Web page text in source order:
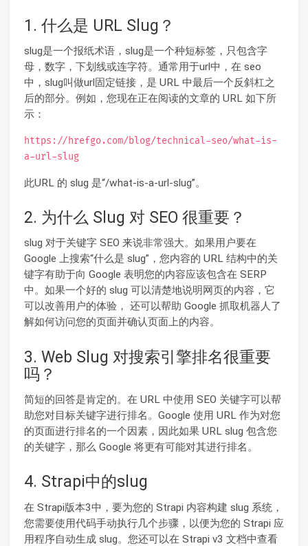
1. 什么是 URL Slug？
slug是一个报纸术语，slug是一个种短标签，只包含字
母，数字，下划线或连字符。通常用于url中，在 seo
中，slug叫做url固定链接，是 URL 中最后一个反斜杠之
后的部分。例如，您现在正在阅读的文章的 URL 如下所
示：
https://hrefgo.com/blog/technical-seo/what-is-
a-url-slug
此URL 的 slug 是“/what-is-a-url-slug”。
2. 为什么 Slug 对 SEO 很重要？
slug 对于关键字 SEO 来说非常强大。如果用户要在
Google 上搜索“什么是 slug”，您内容的 URL 结构中的关
键字有助于向 Google 表明您的内容应该包含在 SERP
中。如果一个好的 slug 可以清楚地说明网页的内容，它
可以改善用户的体验， 还可以帮助 Google 抓取机器人了
解如何访问您的页面并确认页面上的内容。
3. Web Slug 对搜索引擎排名很重要
吗？
简短的回答是肯定的。在 URL 中使用 SEO 关键字可以帮
助您对目标关键字进行排名。Google 使用 URL 作为对您
的页面进行排名的一个因素，因此如果 URL slug 包含您
的关键字，那么 Google 将更有可能对其进行排名。
4. Strapi中的slug
在 Strapi版本3中，要为您的 Strapi 内容构建 slug 系统，
您需要使用代码手动执行几个步骤，以便为您的 Strapi 应
用程序自动生成 slug。您还可以在 Strapi v3 文档中查看